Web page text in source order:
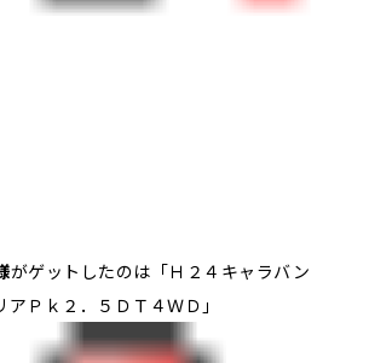
がゲットしたのは「Ｈ２４キャラバン
Ｐｋ２．５ＤＴ４ＷＤ」